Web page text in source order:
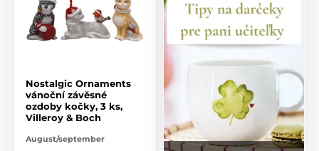
Nostalgic Ornaments
vánoční závěsné
ozdoby kočky, 3 ks,
Villeroy & Boch
August/september